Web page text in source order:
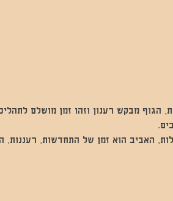
הגוף מבקש רענון וזהו זמן מושלם
האביב הוא זמן של התחדשות, רעננות,